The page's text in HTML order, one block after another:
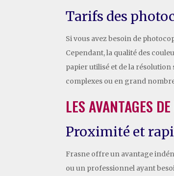
Tarifs des
Si vous avez besoin de
Cependant, la qualité des
papier utilisé et de la
complexes ou en grand
LES AVANTAGES
Proximité et
Frasne offre un avantage
ou un professionnel ayant